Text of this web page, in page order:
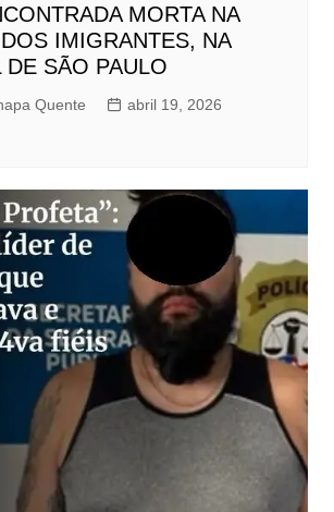
MORTA NA
IMIGRANTES, NA
DE SÃO PAULO
Quente
abril 19, 2026